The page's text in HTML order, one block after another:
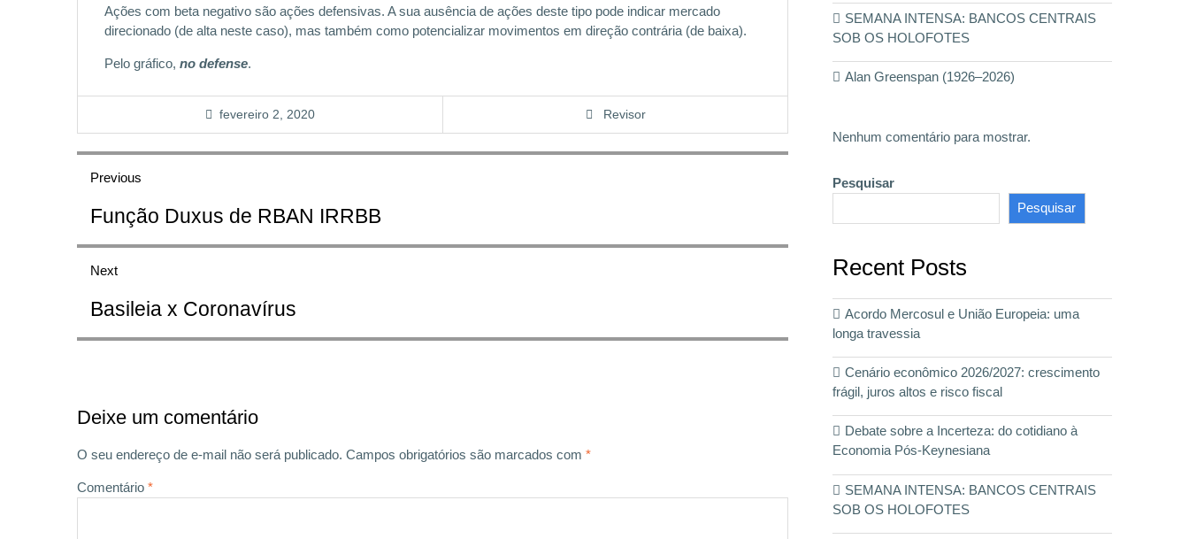
Ações com beta negativo são ações defensivas. A sua ausência de ações deste tipo pode indicar mercado
direcionado (de alta neste caso), mas também como potencializar movimentos em direção contrária (de baixa).
Pelo gráfico, no defense.
fevereiro 2, 2020 Revisor
Navegação
de
Post
Previous
post:
Função Duxus de RBAN IRRBB
Next
post:
Basileia x Coronavírus
Deixe um comentário
O seu endereço de e-mail não será publicado. Campos obrigatórios são marcados com *
Comentário *
SEMANA INTENSA: BANCOS CENTRAIS
SOB OS HOLOFOTES
Alan Greenspan (1926–2026)
Nenhum comentário para mostrar.
Pesquisar
Pesquisar
Recent Posts
Acordo Mercosul e União Europeia: uma
longa travessia
Cenário econômico 2026/2027: crescimento
frágil, juros altos e risco fiscal
Debate sobre a Incerteza: do cotidiano à
Economia Pós-Keynesiana
SEMANA INTENSA: BANCOS CENTRAIS
SOB OS HOLOFOTES